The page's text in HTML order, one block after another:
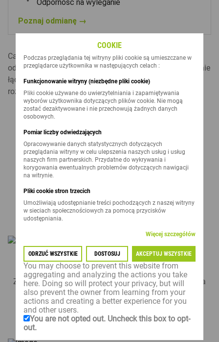
Odporność na wyleganie
Poznaj odmianę →
Cashback przysługuje za zakup nasion następujących
odmian rzepaku ozimego Lidea. Produkty można dowolnie
łączyć — każda zakupiona jednostka siewna liczy się do
rozliczenia.
JAK SKORZYSTAĆ Z PROMOCJI?
do 30.06.2026 r.
Zadeklaruj zakup u Przedstawiciela Regionalnego Lidea
COOKIE
Podczas przeglądania tej witryny pliki cookie są umieszczane w
przeglądarce użytkownika w następujących celach :
Funkcjonowanie witryny (niezbędne pliki cookie)
Pliki cookie używane do uwierzytelniania i zapamiętywania
wyborów użytkownika dotyczących plików cookie. Nie mogą
zostać dezaktywowane i nie przechowują żadnych danych
osobowych.
Pomiar liczby odwiedzających
Opracowywanie danych statystycznych dotyczących
przeglądania witryny w celu ulepszenia naszych usług i usług
naszych firm partnerskich. Przydatne do wykrywania i
korygowania ewentualnych problemów dotyczących nawigacji
na witrynie.
Pliki cookie stron trzecich
Umożliwiają udostępnianie treści pochodzących z naszej witryny
w sieciach społecznościowych za pomocą przycisków
udostępniania.
Więcej szczegółów
ODRZUĆ WSZYSTKIE DOSTOSUJ AKCEPTUJ WSZYSTKIE
You may choose to prevent this website from
aggregating and analyzing the actions you take
here. Doing so will protect your privacy, but will
also prevent the owner from learning from your
actions and creating a better experience for you
and other users.
You are not opted out. Uncheck this box to opt-
out.